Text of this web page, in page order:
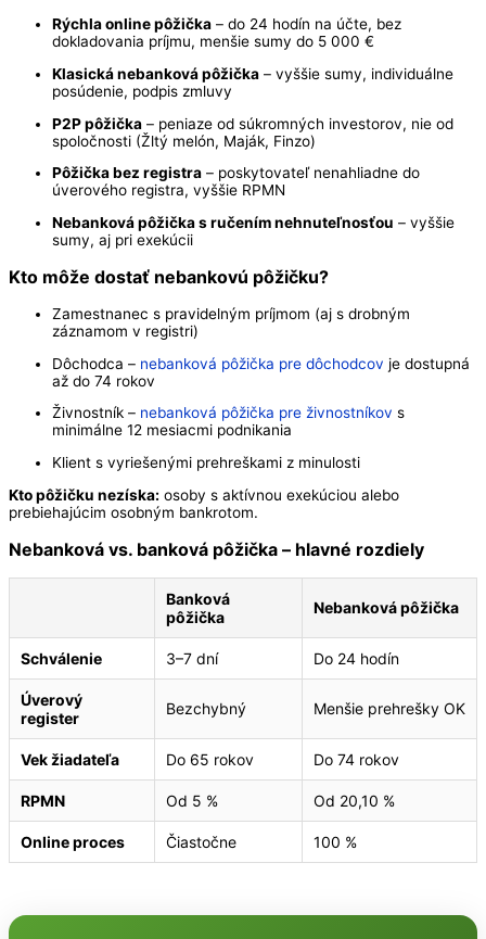
Rýchla online pôžička – do 24 hodín na účte, bez
dokladovania príjmu, menšie sumy do 5 000 €
Klasická nebanková pôžička – vyššie sumy, individuálne
posúdenie, podpis zmluvy
P2P pôžička – peniaze od súkromných investorov, nie od
spoločnosti (Žltý melón, Maják, Finzo)
Pôžička bez registra – poskytovateľ nenahliadne do
úverového registra, vyššie RPMN
Nebanková pôžička s ručením nehnuteľnosťou – vyššie
sumy, aj pri exekúcii
Kto môže dostať nebankovú pôžičku?
Zamestnanec s pravidelným príjmom (aj s drobným
záznamom v registri)
Dôchodca – nebanková pôžička pre dôchodcov je dostupná
až do 74 rokov
Živnostník – nebanková pôžička pre živnostníkov s
minimálne 12 mesiacmi podnikania
Klient s vyriešenými prehreškami z minulosti
Kto pôžičku nezíska: osoby s aktívnou exekúciou alebo
prebiehajúcim osobným bankrotom.
Nebanková vs. banková pôžička – hlavné rozdiely
Banková
pôžička
Nebanková pôžička
Schválenie 3–7 dní Do 24 hodín
Úverový
register
Bezchybný Menšie prehrešky OK
Vek žiadateľa Do 65 rokov Do 74 rokov
RPMN Od 5 % Od 20,10 %
Online proces Čiastočne 100 %